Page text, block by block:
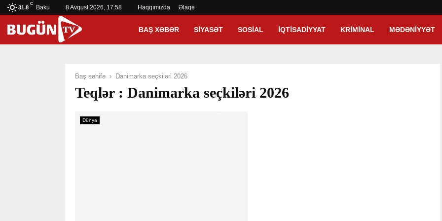
31.8
C
Baku 8 Avqust 2026, 17:58 Haqqımızda Əlaqə
BAŞ XƏBƏR SIYASƏT SOSIAL İQTISADIYYAT KRIMINAL MƏDƏNIYYƏT
Baş səhifə Danimarka seçkiləri 2026
Teqlər : Danimarka seçkiləri 2026
Dünya